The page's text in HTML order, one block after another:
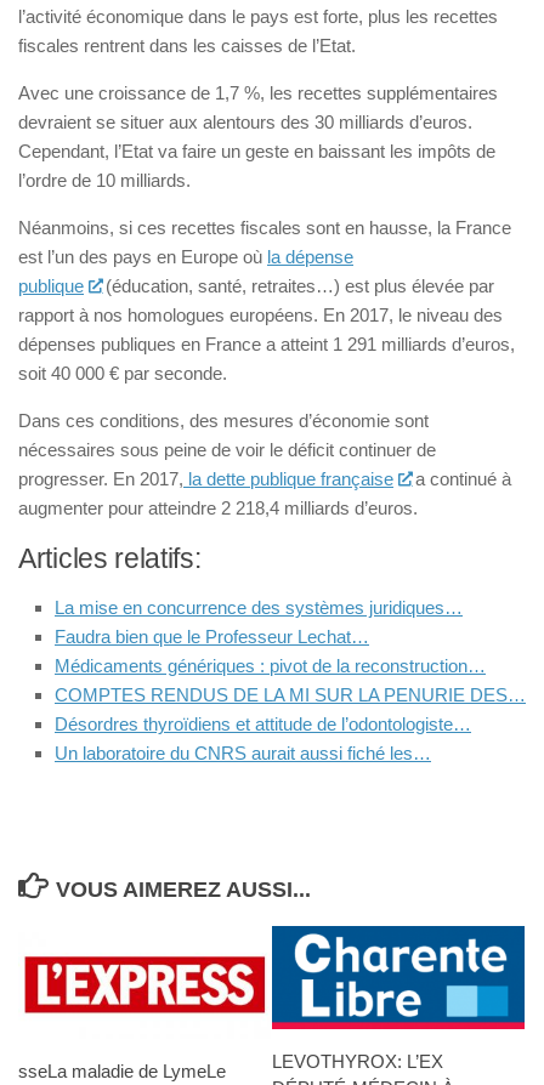
l’activité économique dans le pays est forte, plus les recettes
fiscales rentrent dans les caisses de l’Etat.
Avec une croissance de 1,7 %, les recettes supplémentaires
devraient se situer aux alentours des 30 milliards d’euros.
Cependant, l’Etat va faire un geste en baissant les impôts de
l’ordre de 10 milliards.
Néanmoins, si ces recettes fiscales sont en hausse, la France
est l’un des pays en Europe où la dépense
publique
(éducation, santé, retraites…) est plus élevée par
rapport à nos homologues européens. En 2017, le niveau des
dépenses publiques en France a atteint 1 291 milliards d’euros,
soit 40 000 € par seconde.
Dans ces conditions, des mesures d’économie sont
nécessaires sous peine de voir le déficit continuer de
progresser. En 2017, la dette publique française
a continué à
augmenter pour atteindre 2 218,4 milliards d’euros.
Articles relatifs:
La mise en concurrence des systèmes juridiques…
Faudra bien que le Professeur Lechat…
Médicaments génériques : pivot de la reconstruction…
COMPTES RENDUS DE LA MI SUR LA PENURIE DES…
Désordres thyroïdiens et attitude de l’odontologiste…
Un laboratoire du CNRS aurait aussi fiché les…
VOUS AIMEREZ AUSSI...
sseLa maladie de LymeLe
LEVOTHYROX: L’EX